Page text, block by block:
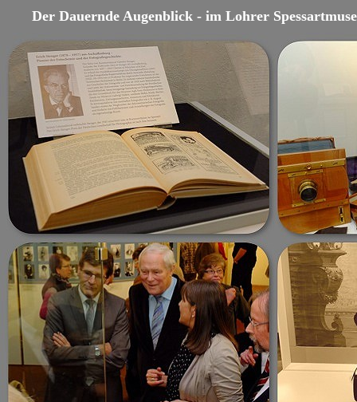
Der Dauernde Augenblick - im Lohrer